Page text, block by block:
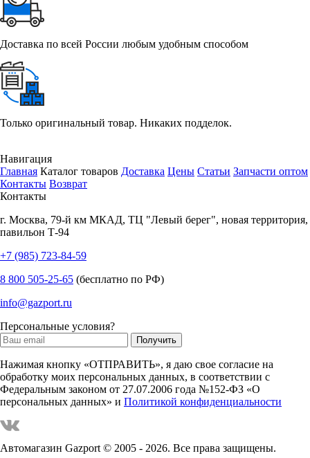
Доставка по всей России любым удобным способом
Только оригинальный товар. Никаких подделок.
Навигация
Главная Каталог товаров Доставка Цены Статьи Запчасти оптом
Контакты Возврат
Контакты
г. Москва, 79-й км МКАД, ТЦ "Левый берег", новая территория,
павильон Т-94
+7 (985) 723-84-59
8 800 505-25-65 (бесплатно по РФ)
info@gazport.ru
Персональные условия?
Нажимая кнопку «ОТПРАВИТЬ», я даю свое согласие на
обработку моих персональных данных, в соответствии с
Федеральным законом от 27.07.2006 года №152-ФЗ «О
персональных данных» и Политикой конфиденциальности
Автомагазин Gazport© 2005 - 2026. Все права защищены.